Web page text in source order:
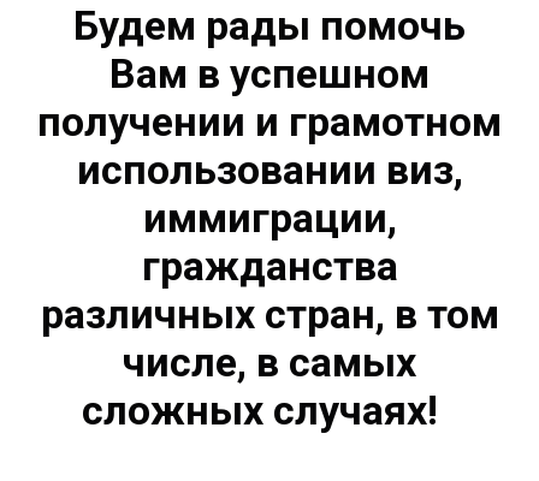
Будем рады помочь
Вам в успешном
получении и грамотном
использовании виз,
иммиграции,
гражданства
различных стран, в том
числе, в самых
сложных случаях!